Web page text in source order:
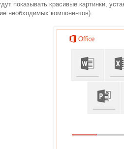
показывать красивые картинки,
необходимых компонентов).